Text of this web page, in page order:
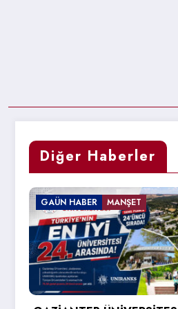
Diğer Haberler
GAÜN HABER